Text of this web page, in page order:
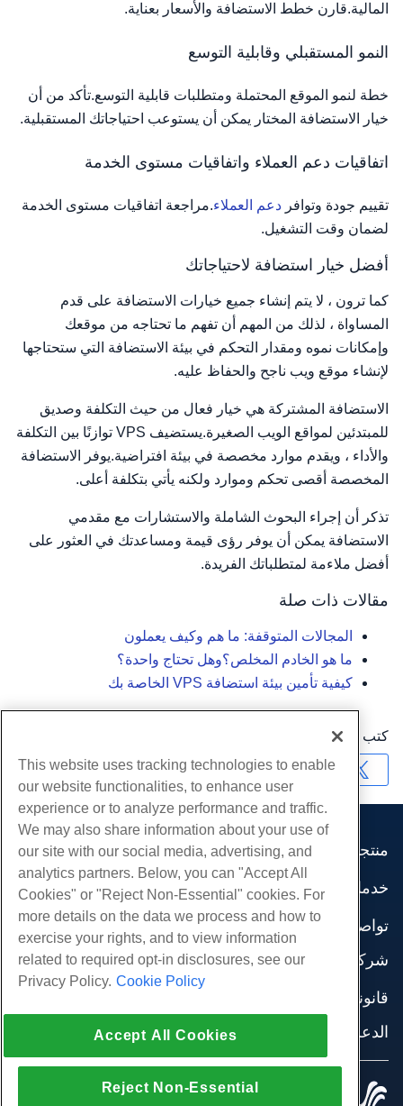
المالية.قارن خطط الاستضافة والأسعار بعناية.
النمو المستقبلي وقابلية التوسع
خطة لنمو الموقع المحتملة ومتطلبات قابلية التوسع.تأكد من أن
خيار الاستضافة المختار يمكن أن يستوعب احتياجاتك المستقبلية.
اتفاقيات دعم العملاء واتفاقيات مستوى الخدمة
تقييم جودة وتوافر دعم العملاء.مراجعة اتفاقيات مستوى الخدمة
لضمان وقت التشغيل.
أفضل خيار استضافة لاحتياجاتك
كما ترون ، لا يتم إنشاء جميع خيارات الاستضافة على قدم
المساواة ، لذلك من المهم أن تفهم ما تحتاجه من موقعك
وإمكانات نموه ومقدار التحكم في بيئة الاستضافة التي ستحتاجها
لإنشاء موقع ويب ناجح والحفاظ عليه.
الاستضافة المشتركة هي خيار فعال من حيث التكلفة وصديق
للمبتدئين لمواقع الويب الصغيرة.يستضيف VPS توازنًا بين التكلفة
والأداء ، ويقدم موارد مخصصة في بيئة افتراضية.يوفر الاستضافة
المخصصة أقصى تحكم وموارد ولكنه يأتي بتكلفة أعلى.
تذكر أن إجراء البحوث الشاملة والاستشارات مع مقدمي
الاستضافة يمكن أن يوفر رؤى قيمة ومساعدتك في العثور على
أفضل ملاءمة لمتطلباتك الفريدة.
مقالات ذات صلة
المجالات المتوقفة: ما هم وكيف يعملون
ما هو الخادم المخلص؟وهل تحتاج واحدة؟
كيفية تأمين بيئة استضافة VPS الخاصة بك
كتب بواسطة
نسخ URL
منتجات
استضافة الموقع
استضافة الأعمال
موزع استضافة
موزع العلامة البيضاء
إدارة لينكس VPS
لينكس غير المدارة VPS
نوافذ غير مُدارة VPS
خوادم السحابة
موازن التحميل
خدمات
هجرات الموقع
تواصل اجتماعي
وثائق المنتج
مدونة
شركة
اتصل بنا
مراكز البيانات
إنضم لبرنامج
قانوني
شروط الخدمة
تطبيق القانون
اتفاقية الشراكة
الدعم
الدردشة الحية معنا
افتح تذكرة الدعم
This website uses tracking technologies to enable
our website functionalities, to enhance user
experience or to analyze performance and traffic.
We may also share information about your use of
our site with our social media, advertising, and
analytics partners. Below, you can "Accept All
Cookies" or "Reject Non-Essential" cookies. For
more details on the data we process and how to
exercise your rights, and to view information
related to required opt-in disclosures, see our
Privacy Policy. Cookie Policy
Accept All Cookies
Reject Non-Essential